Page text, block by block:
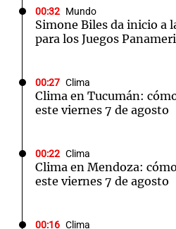
00:32 Mundo
Simone Biles da inicio a
para los Juegos
00:27 Clima
Clima en Tucumán:
este viernes 7 de agosto
00:22 Clima
Clima en Mendoza:
este viernes 7 de agosto
00:16 Clima